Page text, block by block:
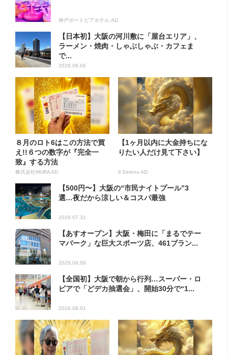
神戸ポートピアホテル AD
【日本初】大阪の河川敷に「屋台エリア」、
ラーメン・焼肉・しゃぶしゃぶ・カフェま
で...
2026.08.06
８月のロト6はこの方法で買
え!!６つの数字が『完全一
致』する方法
株式会社MURA AD
【1ヶ月以内に大金持ちにな
りたい人だけ見て下さい】
Il Sereno AD
【500円〜】大阪の“市民ナイトプール”3
選…夜だから涼しい＆コスパ最強
2026.07.31
【あすオープン】大阪・梅田に「まるでテー
マパーク」な巨大スポーツ店、461ブラン...
2026.08.06
【全国初】大阪で朝から行列…スーパー・ロ
ピアで「どデカ抽選会」、開始30分で“1...
2026.08.01